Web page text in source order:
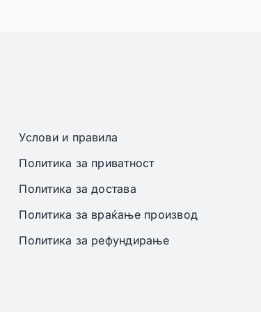
Услови и правила
Политика за приватност
Политика за достава
Политика за враќање производ
Политика за рефундирање